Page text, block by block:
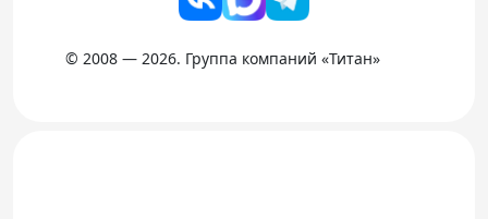
© 2008 — 2026. Группа компаний «Титан»